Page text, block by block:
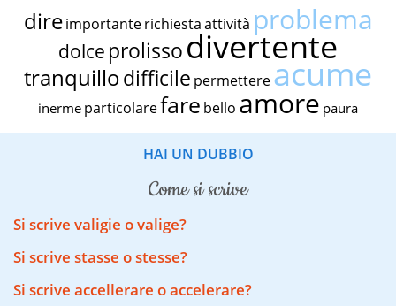
dire importante richiestaattività problema
dolce prolissodivertente
tranquillodifficile permettereacume
inerme particolarefare bello amore paura
HAI UN DUBBIO
come si scrive
Si scrive valigie o valige?
Si scrive stasse o stesse?
Si scrive accellerare o accelerare?